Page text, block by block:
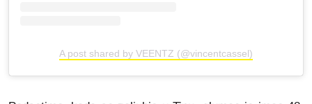
A post shared by VEENTZ (@vincentcassel)